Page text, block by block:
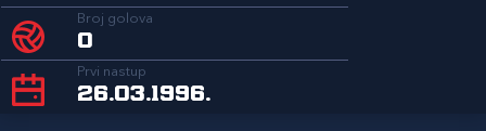
Broj golova
0
Prvi nastup
26.03.1996.